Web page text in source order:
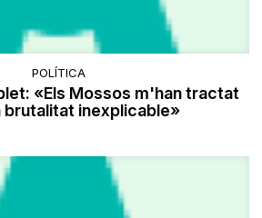
POLÍTICA
«Els Mossos m'han tractat
brutalitat inexplicable»